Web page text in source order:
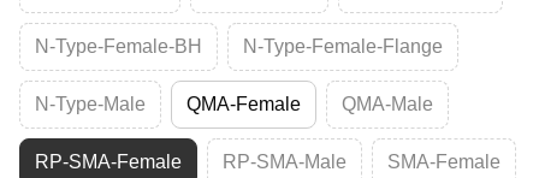
N-Type-Female-BH N-Type-Female-Flange
N-Type-Male QMA-Female QMA-Male
RP-SMA-Female RP-SMA-Male SMA-Female